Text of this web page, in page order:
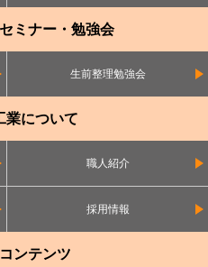
ミナー・勉強会
生前整理勉強会
業について
職人紹介
採用情報
ンテンツ